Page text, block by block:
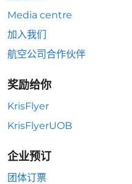
Media centre
加入我们
航空公司合作伙伴
奖励给你
KrisFlyer
KrisFlyerUOB
企业预订
团体订票